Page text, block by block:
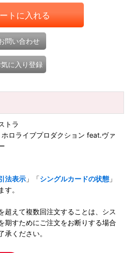
トに入れる
問い合わせ
気に入り登録
トラ
ロライブプロダクション feat.ヴァ
法表示 」「シングルカードの状態 」
。
超えて複数回注文することは、シス
期すためにご注文をお断りする場合
ください。